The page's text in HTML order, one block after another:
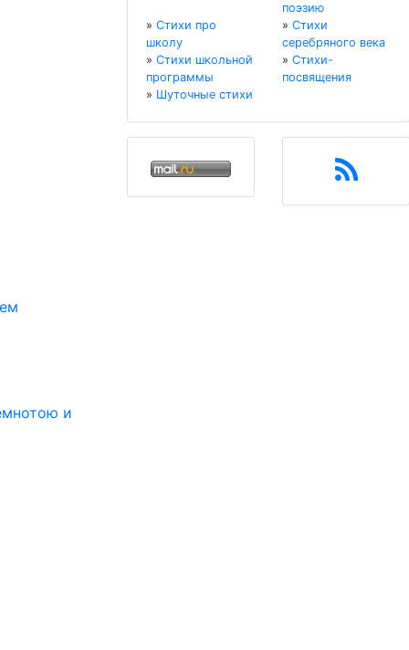
и
поэзию
» Стихи про
школу
» Стихи
серебряного века
» Стихи школьной
программы
» Стихи-
посвящения
» Шуточные стихи